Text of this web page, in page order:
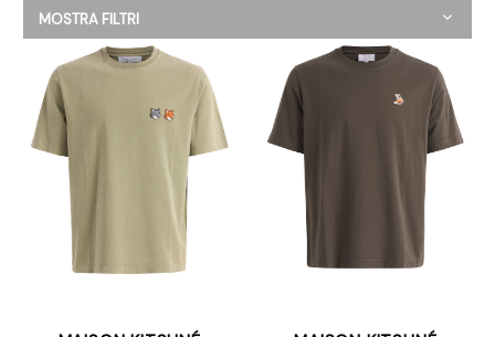
MOSTRA FILTRI